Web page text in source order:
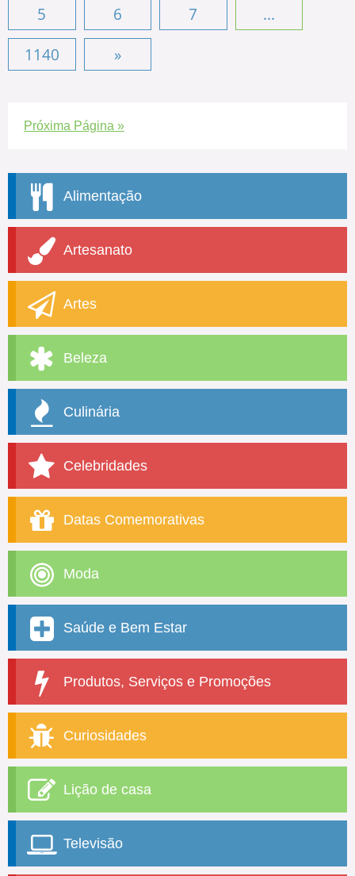
5
6 7
...
1140
»
Próxima Página »
Alimentação
Artesanato
Artes
Beleza
Culinária
Celebridades
Datas Comemorativas
Moda
Saúde e Bem Estar
Produtos, Serviços e Promoções
Curiosidades
Lição de casa
Televisão